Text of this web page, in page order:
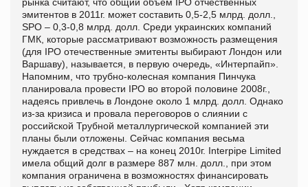
эмитентов в 2011г. может составить 0,5-2,5 млрд. долл.,
SPO – 0,3-0,8 млрд. долл. Среди украинских компаний
ГМК, которые рассматривают возможность размещения
(для IPO отечественные эмитенты выбирают Лондон или
Варшаву), называется, в первую очередь, «Интерпайп».
Напомним, что трубно-колесная компания Пинчука
планировала провести IPO во второй половине 2008г.,
надеясь привлечь в Лондоне около 1 млрд. долл. Однако
из-за кризиса и провала переговоров о слиянии с
российской Трубной металлургической компанией эти
планы были отложены. Сейчас компания весьма
нуждается в средствах – на конец 2010г. Interpipe Limited
имела общий долг в размере 887 млн. долл., при этом
компания ограничена в возможностях финансировать